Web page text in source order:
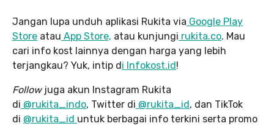
Jangan lupa unduh aplikasi Rukita via Google Play
Store atau App Store, atau kunjungi rukita.co. Mau
cari info kost lainnya dengan harga yang lebih
terjangkau? Yuk, intip d i Infokost.id !
Follow juga akun Instagram Rukita
di @rukita_indo, Twitter di @rukita_id , dan TikTok
di @rukita_id untuk berbagai info terkini serta promo